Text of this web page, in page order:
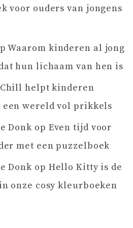
voor ouders van jongens
Waarom kinderen al jong
hun lichaam van hen is
helpt kinderen
een wereld vol prikkels
Donk op Even tijd voor
met een puzzelboek
Donk op Hello Kitty is de
onze cosy kleurboeken